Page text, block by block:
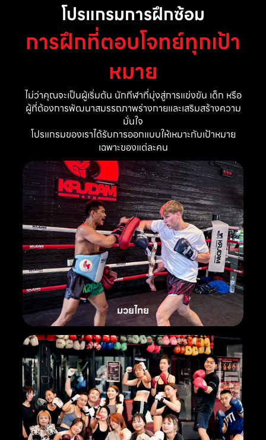
โปรแกรมการฝึกซ้อม
การฝึกที่ตอบโจทย์ทุกเป้า
หมาย
ไม่ว่าคุณจะเป็นผู้เริ่มต้น นักกีฬาที่มุ่งสู่การแข่งขัน เด็ก หรือ
ผู้ที่ต้องการพัฒนาสมรรถภาพร่างกายและเสริมสร้างความ
มั่นใจ
โปรแกรมของเราได้รับการออกแบบให้เหมาะกับเป้าหมาย
เฉพาะของแต่ละคน
มวยไทย